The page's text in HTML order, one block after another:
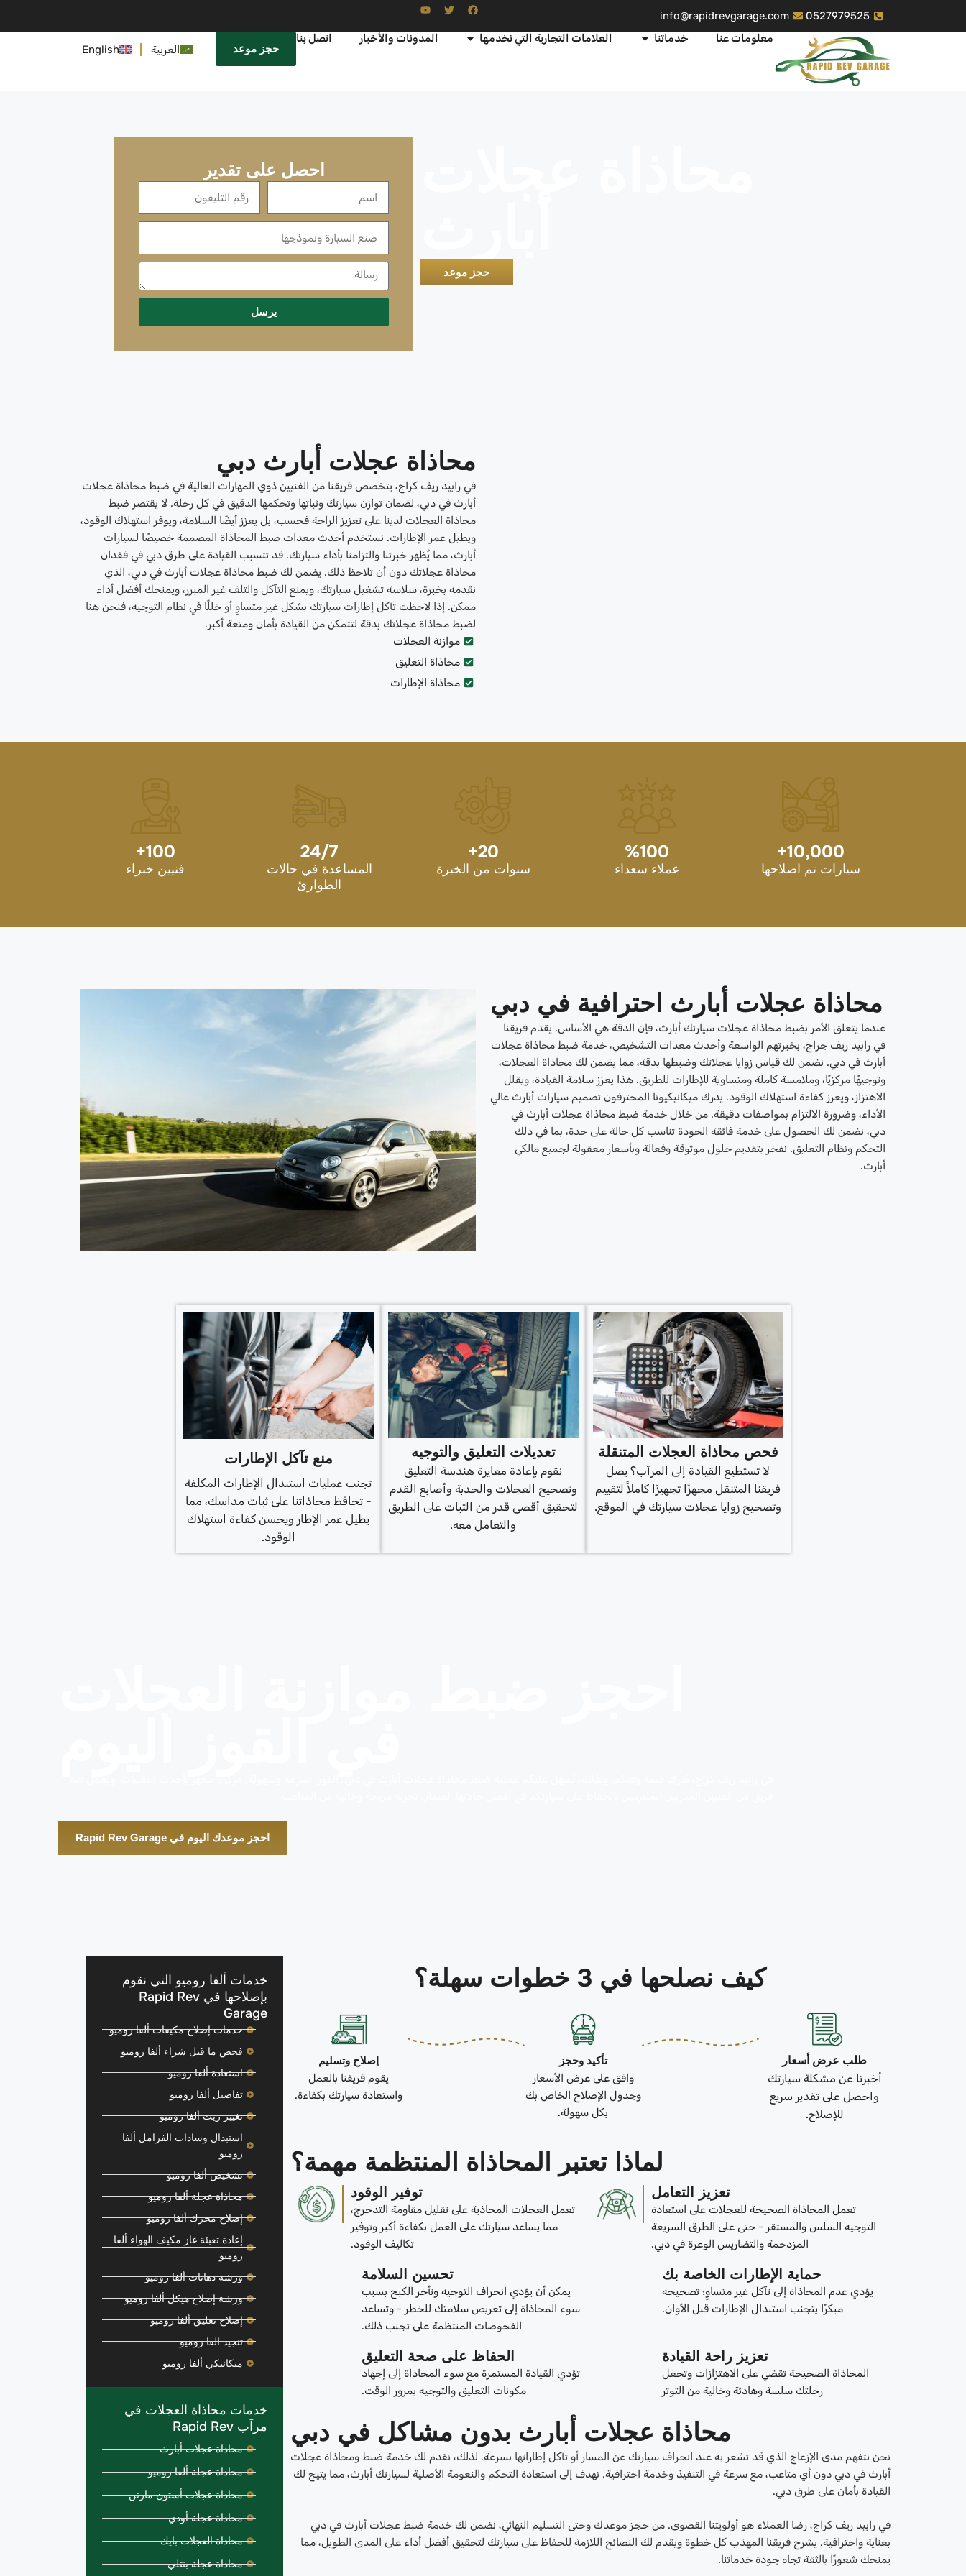
0527979525
info@rapidrevgarage.com
معلومات عنا
خدماتنا العلامات التجارية التي نخدمها المدونات والأخبار اتصل بنا
حجز موعد العربية English
حجز موعد
احصل على تقدير
يرسل
محاذاة عجلات أبارث دبي
في رابيد ريف كراج، يتخصص فريقنا من الفنيين ذوي المهارات العالية في ضبط محاذاة عجلات
أبارث في دبي، لضمان توازن سيارتك وثباتها وتحكمها الدقيق في كل رحلة. لا يقتصر ضبط
محاذاة العجلات لدينا على تعزيز الراحة فحسب، بل يعزز أيضًا السلامة، ويوفر استهلاك الوقود،
ويطيل عمر الإطارات. نستخدم أحدث معدات ضبط المحاذاة المصممة خصيصًا لسيارات
أبارث، مما يُظهر خبرتنا والتزامنا بأداء سيارتك. قد تتسبب القيادة على طرق دبي في فقدان
محاذاة عجلاتك دون أن تلاحظ ذلك. يضمن لك ضبط محاذاة عجلات أبارث في دبي، الذي
نقدمه بخبرة، سلاسة تشغيل سيارتك، ويمنع التآكل والتلف غير المبرر، ويمنحك أفضل أداء
ممكن. إذا لاحظت تآكل إطارات سيارتك بشكل غير متساوٍ أو خللًا في نظام التوجيه، فنحن هنا
لضبط محاذاة عجلاتك بدقة لتتمكن من القيادة بأمان ومتعة أكبر.
موازنة العجلات
محاذاة التعليق
محاذاة الإطارات
10,000
+
سيارات تم اصلاحها
100
%
عملاء سعداء
20
+
سنوات من الخبرة
24/7
المساعدة في حالات
الطوارئ
100
+
فنيين خبراء
محاذاة عجلات أبارث احترافية في دبي
عندما يتعلق الأمر بضبط محاذاة عجلات سيارتك أبارث، فإن الدقة هي الأساس. يقدم فريقنا
في رابيد ريف جراج، بخبرتهم الواسعة وأحدث معدات التشخيص، خدمة ضبط محاذاة عجلات
أبارث في دبي. نضمن لك قياس زوايا عجلاتك وضبطها بدقة، مما يضمن لك محاذاة العجلات،
وتوجيهًا مركزيًا، وملامسة كاملة ومتساوية للإطارات للطريق. هذا يعزز سلامة القيادة، ويقلل
الاهتزاز، ويعزز كفاءة استهلاك الوقود. يدرك ميكانيكيونا المحترفون تصميم سيارات أبارث عالي
الأداء، وضرورة الالتزام بمواصفات دقيقة. من خلال خدمة ضبط محاذاة عجلات أبارث في
دبي، نضمن لك الحصول على خدمة فائقة الجودة تناسب كل حالة على حدة، بما في ذلك
التحكم ونظام التعليق. نفخر بتقديم حلول موثوقة وفعالة وبأسعار معقولة لجميع مالكي
أبارث.
فحص محاذاة العجلات المتنقلة
لا تستطيع القيادة إلى المرآب؟ يصل
فريقنا المتنقل مجهزًا تجهيزًا كاملاً لتقييم
وتصحيح زوايا عجلات سيارتك في الموقع.
تعديلات التعليق والتوجيه
نقوم بإعادة معايرة هندسة التعليق
وتصحيح العجلات والحدبة وأصابع القدم
لتحقيق أقصى قدر من الثبات على الطريق
والتعامل معه.
منع تآكل الإطارات
تجنب عمليات استبدال الإطارات المكلفة
- تحافظ محاذاتنا على ثبات مداسك، مما
يطيل عمر الإطار ويحسن كفاءة استهلاك
الوقود.
احجز موعدك اليوم في Rapid Rev Garage
كيف نصلحها في 3 خطوات سهلة؟
طلب عرض أسعار
أخبرنا عن مشكلة سيارتك
واحصل على تقدير سريع
للإصلاح.
تأكيد وحجز
وافق على عرض الأسعار
وجدول الإصلاح الخاص بك
بكل سهولة.
إصلاح وتسليم
يقوم فريقنا بالعمل
واستعادة سيارتك بكفاءة.
لماذا تعتبر المحاذاة المنتظمة مهمة؟
تعزيز التعامل
تعمل المحاذاة الصحيحة للعجلات على استعادة
التوجيه السلس والمستقر - حتى على الطرق السريعة
المزدحمة والتضاريس الوعرة في دبي.
توفير الوقود
تعمل العجلات المحاذية على تقليل مقاومة التدحرج،
مما يساعد سيارتك على العمل بكفاءة أكبر وتوفير
تكاليف الوقود.
حماية الإطارات الخاصة بك
يؤدي عدم المحاذاة إلى تآكل غير متساوٍ؛ تصحيحه
مبكرًا يتجنب استبدال الإطارات قبل الأوان.
تحسين السلامة
يمكن أن يؤدي انحراف التوجيه وتأخر الكبح بسبب
سوء المحاذاة إلى تعريض سلامتك للخطر - وتساعد
الفحوصات المنتظمة على تجنب ذلك.
تعزيز راحة القيادة
المحاذاة الصحيحة تقضي على الاهتزازات وتجعل
رحلتك سلسة وهادئة وخالية من التوتر
الحفاظ على صحة التعليق
تؤدي القيادة المستمرة مع سوء المحاذاة إلى إجهاد
مكونات التعليق والتوجيه بمرور الوقت.
محاذاة عجلات أبارث بدون مشاكل في دبي
نحن نتفهم مدى الإزعاج الذي قد تشعر به عند انحراف سيارتك عن المسار أو تآكل إطاراتها بسرعة. لذلك، نقدم لك خدمة ضبط ومحاذاة عجلات
أبارث في دبي دون أي متاعب، مع سرعة في التنفيذ وخدمة احترافية. نهدف إلى استعادة التحكم والنعومة الأصلية لسيارتك أبارث، مما يتيح لك
القيادة بأمان على طرق دبي.
في رابيد ريف كراج، رضا العملاء هو أولويتنا القصوى. من حجز موعدك وحتى التسليم النهائي، نضمن لك خدمة ضبط عجلات أبارث في دبي
بعناية واحترافية. يشرح فريقنا المهذب كل خطوة ويقدم لك النصائح اللازمة للحفاظ على سيارتك لتحقيق أفضل أداء على المدى الطويل، مما
يمنحك شعورًا بالثقة تجاه جودة خدماتنا.
خدمات ألفا روميو التي نقوم
بإصلاحها في Rapid Rev
Garage
خدمات إصلاح مكيفات ألفا روميو
فحص ما قبل شراء ألفا روميو
استعادة ألفا روميو
تفاصيل ألفا روميو
تغيير زيت ألفا روميو
استبدال وسادات الفرامل ألفا
روميو
تشخيص ألفا روميو
محاذاة عجلة ألفا روميو
إصلاح محرك ألفا روميو
إعادة تعبئة غاز مكيف الهواء ألفا
روميو
ورشة دهانات ألفا روميو
ورشة إصلاح هيكل ألفا روميو
إصلاح تعليق ألفا روميو
تنجيد الفا روميو
ميكانيكي ألفا روميو
خدمات محاذاة العجلات في
مرآب Rapid Rev
محاذاة عجلات أبارث
محاذاة عجلة ألفا روميو
محاذاة عجلات أستون مارتن
محاذاة عجلة أودي
محاذاة العجلات بايك
محاذاة عجلة بنتلي